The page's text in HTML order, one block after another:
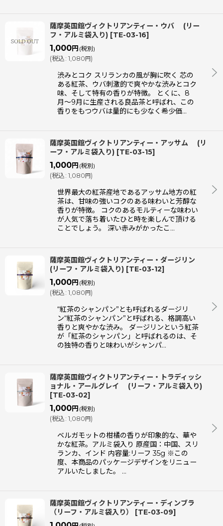
薩摩英国館ヴィクトリアンティー・ウバ (リー
フ・アルミ袋入り) [TE-03-16]
1,000円 (税別)
(税込: 1,080円)
渋みとコク スリランカの風が胸に吹く 芯の
ある紅茶、ウバ刺激的で爽やかな渋みとコク
味、そして特有の香りが特徴。 とくに、8
月〜9月に生産される良品茶と呼ばれ、この
香りをもつウバは量的にも少なく希少価…
薩摩英国館ヴィクトリアンティー・アッサム (リ
ーフ・アルミ袋入り) [TE-03-15]
1,000円 (税別)
(税込: 1,080円)
世界最大の紅茶産地であるアッサム地方の紅
茶は、甘味の強いコクのある味わいと芳醇な
香りが特徴。 コクのあるモルティーな味わい
が人気で落ち着いたひと時を楽しんで頂ける
ことでしょう。 深い赤みがかったこ…
薩摩英国館ヴィクトリアンティー・ダージリン
(リーフ・アルミ袋入り) [TE-03-12]
1,000円 (税別)
(税込: 1,080円)
“紅茶のシャンパン”とも呼ばれるダージリ
ン“紅茶のシャンパン”と呼ばれる、格調高い
香りと爽やかな渋み。 ダージリンという紅茶
が「紅茶のシャンパン」と呼ばれるのは、そ
の独特の香りと味わいがシャンパ…
薩摩英国館ヴィクトリアンティー・トラディッシ
ョナル・アールグレイ (リーフ・アルミ袋入り)
[TE-03-02]
1,000円 (税別)
(税込: 1,080円)
ベルガモットの柑橘の香りが印象的な、華や
かな紅茶。アルミ袋入り 原産国：中国、スリ
ランカ、インド 内容量:リーフ 35g ※この
度、本商品のパッケージデザインをリニュー
アルいたしました。 …
薩摩英国館ヴィクトリアンティー・ディンブラ
（リーフ・アルミ袋入り）
[TE-03-09]